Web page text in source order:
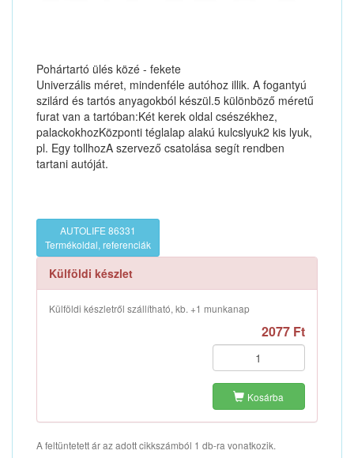
Pohártartó ülés közé - fekete
Univerzális méret, mindenféle autóhoz illik. A fogantyú
szilárd és tartós anyagokból készül.5 különböző méretű
furat van a tartóban:Két kerek oldal csészékhez,
palackokhozKözponti téglalap alakú kulcslyuk2 kis lyuk,
pl. Egy tollhozA szervező csatolása segít rendben
tartani autóját.
AUTOLIFE 86331
Termékoldal, referenciák
Külföldi készlet
Külföldi készletről szállítható, kb. +1 munkanap
2077 Ft
Kosárba
A feltüntetett ár az adott cikkszámból 1 db-ra vonatkozik.